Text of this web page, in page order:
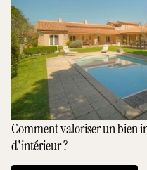
Comment valoriser un bien
d'intérieur ?